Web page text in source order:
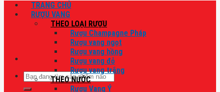
Tìm
kiếm:
TRANG CHỦ
RƯỢU VANG
THEO LOẠI RƯỢU
Rượu Champagne Pháp
Rượu vang ngọt
Rượu vang hồng
Rượu vang đỏ
Rượu vang trắng
THEO NƯỚC
Rượu Vang Ý